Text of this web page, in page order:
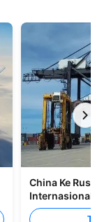
China Ke
Internasional